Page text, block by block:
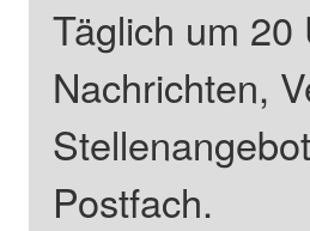
Täglich um
Nachrichten,
Postfach.